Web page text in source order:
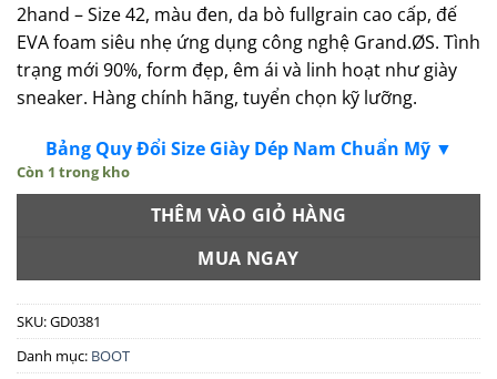
2hand –Size42, màu đen, da bò fullgrain cao cấp, đế
EVAfoam siêu nhẹ ứngdụng công nghệ Grand.ØS. Tình
trạng mới 90%, form đẹp, êm ái và linh hoạt như giày
sneaker. Hàng chính hãng, tuyển chọn kỹ lưỡng.
Bảng Quy Đổi Size Giày Dép Nam Chuẩn Mỹ ▼
Còn 1 trong kho
THÊM VÀO GIỎ HÀNG
MUA NGAY
SKU:GD0381
Danh mục: BOOT